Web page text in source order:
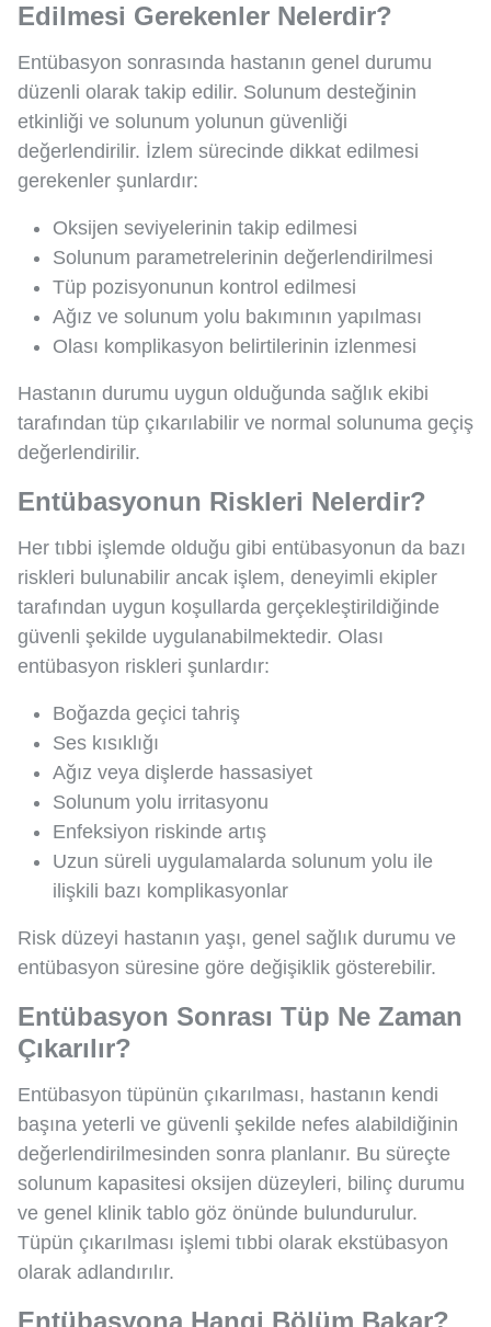
Edilmesi Gerekenler Nelerdir?
Entübasyon sonrasında hastanın genel durumu
düzenli olarak takip edilir. Solunum desteğinin
etkinliği ve solunum yolunun güvenliği
değerlendirilir. İzlem sürecinde dikkat edilmesi
gerekenler şunlardır:
Oksijen seviyelerinin takip edilmesi
Solunum parametrelerinin değerlendirilmesi
Tüp pozisyonunun kontrol edilmesi
Ağız ve solunum yolu bakımının yapılması
Olası komplikasyon belirtilerinin izlenmesi
Hastanın durumu uygun olduğunda sağlık ekibi
tarafından tüp çıkarılabilir ve normal solunuma geçiş
değerlendirilir.
Entübasyonun Riskleri Nelerdir?
Her tıbbi işlemde olduğu gibi entübasyonun da bazı
riskleri bulunabilir ancak işlem, deneyimli ekipler
tarafından uygun koşullarda gerçekleştirildiğinde
güvenli şekilde uygulanabilmektedir. Olası
entübasyon riskleri şunlardır:
Boğazda geçici tahriş
Ses kısıklığı
Ağız veya dişlerde hassasiyet
Solunum yolu irritasyonu
Enfeksiyon riskinde artış
Uzun süreli uygulamalarda solunum yolu ile
ilişkili bazı komplikasyonlar
Risk düzeyi hastanın yaşı, genel sağlık durumu ve
entübasyon süresine göre değişiklik gösterebilir.
Entübasyon Sonrası Tüp Ne Zaman
Çıkarılır?
Entübasyon tüpünün çıkarılması, hastanın kendi
başına yeterli ve güvenli şekilde nefes alabildiğinin
değerlendirilmesinden sonra planlanır. Bu süreçte
solunum kapasitesi oksijen düzeyleri, bilinç durumu
ve genel klinik tablo göz önünde bulundurulur.
Tüpün çıkarılması işlemi tıbbi olarak ekstübasyon
olarak adlandırılır.
Entübasyona Hangi Bölüm Bakar?